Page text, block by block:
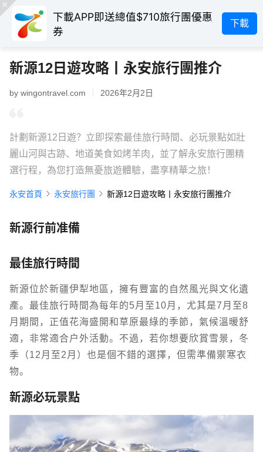
下載APP即送總值$710旅行團優惠
券
下載
新源12日遊攻略丨永安旅行團推介
by wingontravel.com 2026年2月2日
計劃新源12日遊？立即探索最佳旅行時間、必玩景點如壯
麗山河與古跡、地道美食如烤羊肉，並了解永安旅行團精
選行程，為您打造無憂旅遊體驗，盡享精華之旅！
永安首頁 永安旅行團 新源12日遊攻略丨永安旅行團推介
新源行前准備
最佳旅行時間
新源位於新疆伊犁地區，擁有豐富的自然風光與文化遺
產。最佳旅行時間為每年的5月至10月，尤其是7月至8
月期間，正值花海盛開和草原最綠的季節，氣候溫暖舒
適，非常適合戶外活動。不過，若你想要欣賞雪景，冬
季（12月至2月）也是個不錯的選擇，但需準備禦寒衣
物。
新源必玩景點